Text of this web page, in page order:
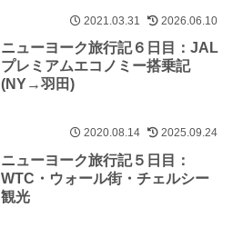
2021.03.31 2026.06.10
ニューヨーク旅行記６日目：JAL
プレミアムエコノミー搭乗記
(NY→羽田)
2020.08.14 2025.09.24
ニューヨーク旅行記５日目：
WTC・ウォール街・チェルシー
観光